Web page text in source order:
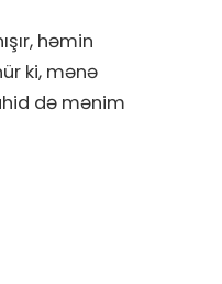
həmin
ki, mənə
də mənim